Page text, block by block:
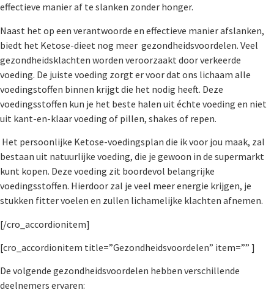
effectieve manier af te slanken zonder honger.
Naast het op een verantwoorde en effectieve manier afslanken,
biedt het Ketose-dieet nog meer gezondheidsvoordelen. Veel
gezondheidsklachten worden veroorzaakt door verkeerde
voeding. De juiste voeding zorgt er voor dat ons lichaam alle
voedingstoffen binnen krijgt die het nodig heeft. Deze
voedingsstoffen kun je het beste halen uit échte voeding en niet
uit kant-en-klaar voeding of pillen, shakes of repen.
Het persoonlijke Ketose-voedingsplan die ik voor jou maak, zal
bestaan uit natuurlijke voeding, die je gewoon in de supermarkt
kunt kopen. Deze voeding zit boordevol belangrijke
voedingsstoffen. Hierdoor zal je veel meer energie krijgen, je
stukken fitter voelen en zullen lichamelijke klachten afnemen.
[/cro_accordionitem]
[cro_accordionitem title=”Gezondheidsvoordelen” item=”” ]
De volgende gezondheidsvoordelen hebben verschillende
deelnemers ervaren: